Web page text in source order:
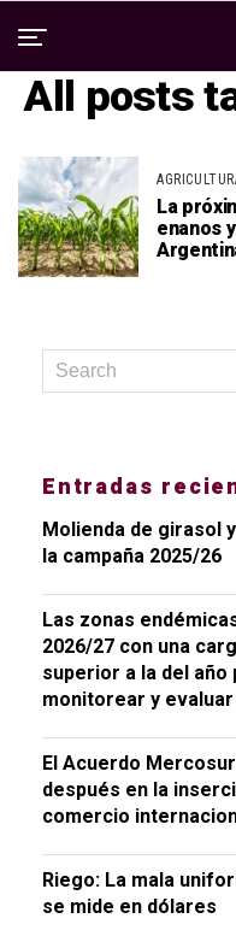
All posts
La
enanos
Entradas
Molienda de girasol
la campaña 2025/26
Las zonas
2026/27 con una
superior a la del
monitorear y
El Acuerdo
después en la
comercio
Riego: La mala
se mide en dólares